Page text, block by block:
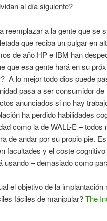
al día siguiente?
reemplazar a la gente que se
que reciba un pulgar en
de año HP e IBM han
que esa gente hará en su
A lo mejor todo dios puede
pasa a ser consumidor
anunciados si no hay
ha perdido habilidades
como la de WALL-E –
de andar por su propio pie.
facultades y el coste
usando – demasiado como
el objetivo de la
fáciles de manipular?The